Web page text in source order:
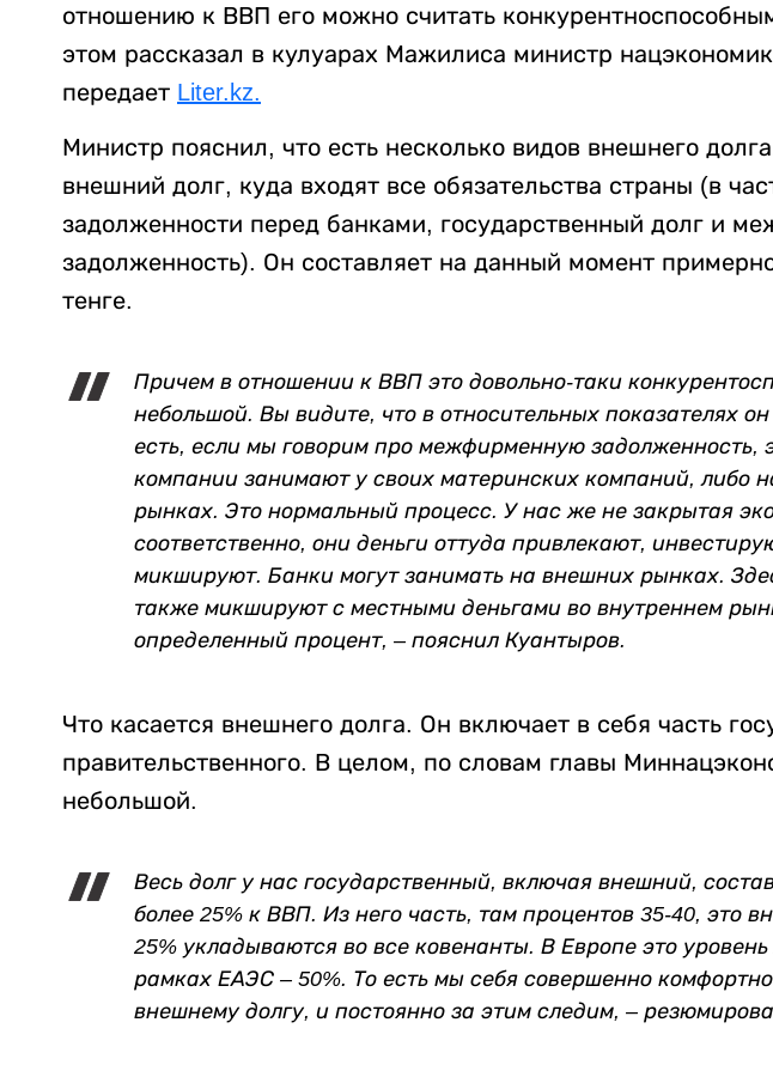
отношению к ВВП его можно считать
этом рассказал в кулуарах Мажилиса министр
передает Liter.kz.
Министр пояснил, что есть несколько видов внешнего
внешний долг, куда входят все обязательства страны (в
задолженности перед банками, государственный долг и
задолженность). Он составляет на данный момент
тенге.
Причем в отношении к ВВП это довольно-таки
небольшой. Вы видите, что в относительных показателях
есть, если мы говорим про межфирменную задолженность,
компании занимают у своих материнских компаний, либо
рынках. Это нормальный процесс. У нас же не закрытая
соответственно, они деньги оттуда привлекают,
микшируют. Банки могут занимать на внешних рынках.
также микшируют с местными деньгами во внутреннем
определенный процент, – пояснил Куантыров.
Что касается внешнего долга. Он включает в себя часть
правительственного. В целом, по словам главы
небольшой.
Весь долг у нас государственный, включая внешний,
более 25% к ВВП. Из него часть, там процентов 35-40, это
25% укладываются во все ковенанты. В Европе это
рамках ЕАЭС – 50%. То есть мы себя совершенно
внешнему долгу, и постоянно за этим следим, –